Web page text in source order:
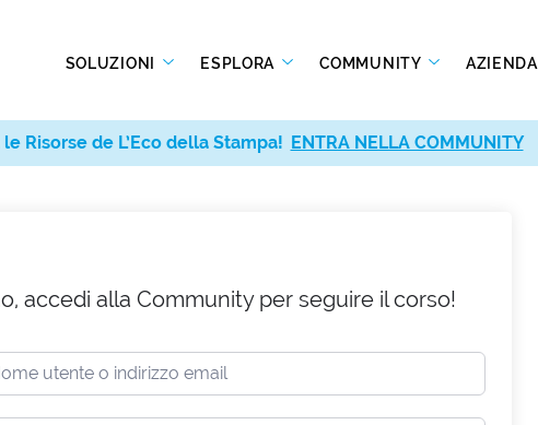
SOLUZIONI ESPLORA COMMUNITY AZIENDA
accedi alla Community per seguire il corso!
Risorse de L’Eco della Stampa! ENTRA NELLA COMMUNITY